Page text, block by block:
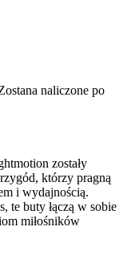
naliczone po
zostały
którzy pragną
i wydajnością.
te buty łączą w sobie
miłośników